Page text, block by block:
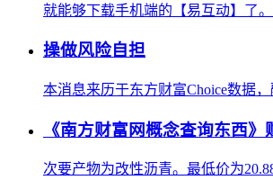
就能够下载手机端的【易互动】了
操做风险自担
本消息来历于东方财富Choice数据
《南方财富网概念查询东西
次要产物为改性沥青。最低价为